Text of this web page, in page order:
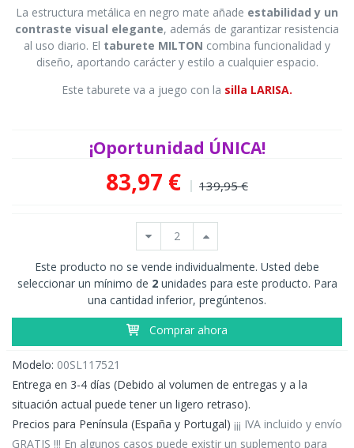
La estructura metálica en negro mate añade estabilidad y un
contraste visual elegante, además de garantizar resistencia
al uso diario. El taburete MILTON combina funcionalidad y
diseño, aportando carácter y estilo a cualquier espacio.
Este taburete va a juego con la silla LARISA.
¡Oportunidad ÚNICA!
83,97 € 139,95 €
Este producto no se vende individualmente. Usted debe
seleccionar un mínimo de 2unidades para este producto. Para
una cantidad inferior, pregúntenos.
Comprar ahora
Modelo: 00SL117521
Entrega en 3-4 días (Debido al volumen de entregas y a la
situación actual puede tener un ligero retraso).
Precios para Península (España y Portugal) ¡¡¡ IVA incluido y envío
GRATIS !!! En algunos casos puede existir un suplemento para